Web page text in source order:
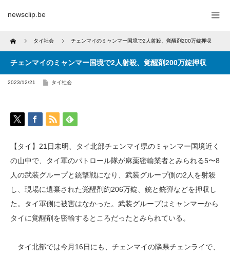
newsclip.be
Home タイ社会 チェンマイのミャンマー国境で2人射殺、覚醒剤200万錠押収
チェンマイのミャンマー国境で2人射殺、覚醒剤200万錠押収
2023/12/21 タイ社会
【タイ】21日未明、タイ北部チェンマイ県のミャンマー国境近く
の山中で、タイ軍のパトロール隊が麻薬密輸業者とみられる5〜8
人の武装グループと銃撃戦になり、武装グループ側の2人を射殺
し、現場に遺棄された覚醒剤約206万錠、銃と銃弾などを押収し
た。タイ軍側に被害はなかった。武装グループはミャンマーから
タイに覚醒剤を密輸するところだったとみられている。
タイ北部では今月16日にも、チェンマイの隣県チェンライで、